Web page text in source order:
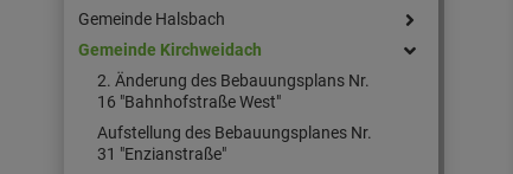
Gemeinde Halsbach
Gemeinde Kirchweidach
2. Änderung des Bebauungsplans Nr.
16 "Bahnhofstraße West"
Aufstellung des Bebauungsplanes Nr.
31 "Enzianstraße"